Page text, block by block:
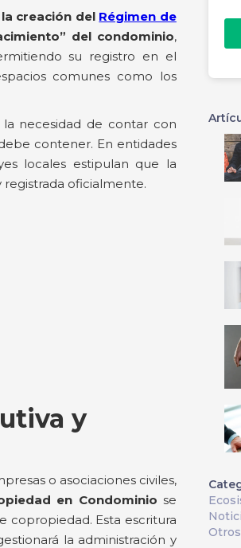
creación del Régimen de
del condominio,
su registro en el
comunes como los
la necesidad de contar con
contener. En entidades
locales estipulan que la
oficialmente.
y
o asociaciones civiles,
en Condominio se
copropiedad. Esta escritura
la administración y
Otros